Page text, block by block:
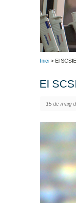
Inici > El
El
15 de maig